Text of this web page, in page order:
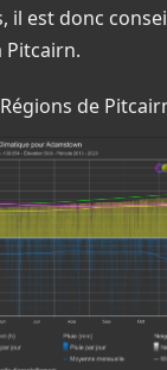
il est donc
Pitcairn.
de